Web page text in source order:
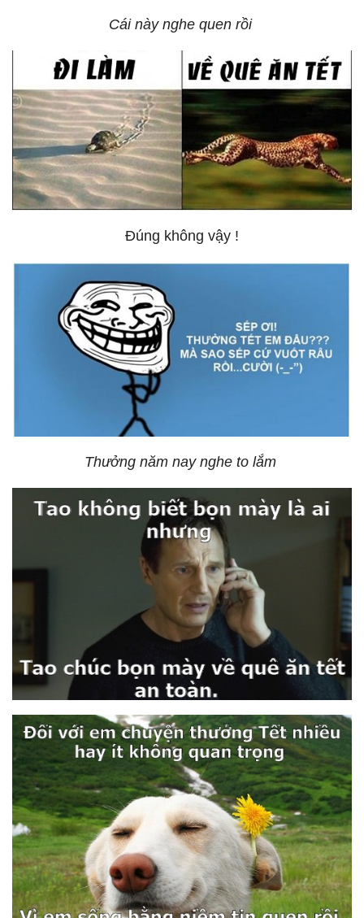
Cái này nghe quen rồi
Đúng không vậy !
Thưởng năm nay nghe to lắm